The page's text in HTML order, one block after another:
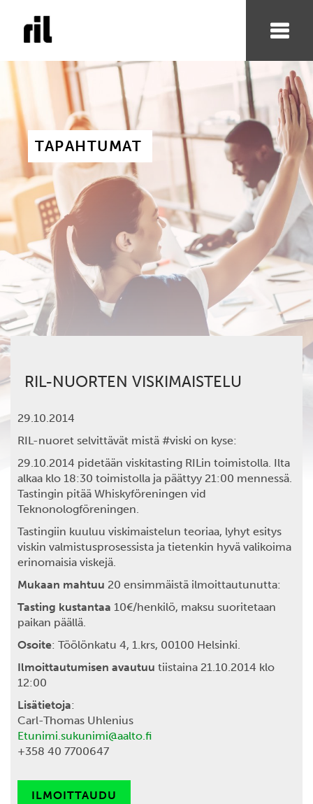
TAPAHTUMAT
RIL-NUORTEN VISKIMAISTELU
29.10.2014
RIL-nuoret selvittävät mistä #viski on kyse:
29.10.2014 pidetään viskitasting RILin toimistolla. Ilta
alkaa klo 18:30 toimistolla ja päättyy 21:00 mennessä.
Tastingin pitää Whiskyföreningen vid
Teknonologföreningen.
Tastingiin kuuluu viskimaistelun teoriaa, lyhyt esitys
viskin valmistusprosessista ja tietenkin hyvä valikoima
erinomaisia viskejä.
Mukaan mahtuu 20 ensimmäistä ilmoittautunutta:
Tasting kustantaa 10€/henkilö, maksu suoritetaan
paikan päällä.
Osoite: Töölönkatu 4, 1.krs, 00100 Helsinki.
Ilmoittautumisen avautuu tiistaina 21.10.2014 klo
12:00
Lisätietoja:
Carl-Thomas Uhlenius
Etunimi.sukunimi@aalto.fi
+358 40 7700647
ILMOITTAUDU